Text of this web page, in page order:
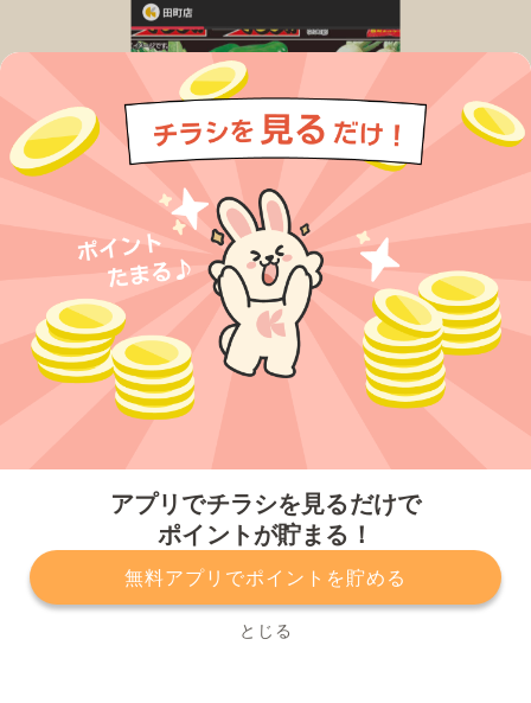
アプリでチラシを見るだけで
ポイントが貯まる！
無料アプリでポイントを貯める
とじる
プライバシーポリシー 利用規約
運営会社
サービスに関してのお問い合わせ